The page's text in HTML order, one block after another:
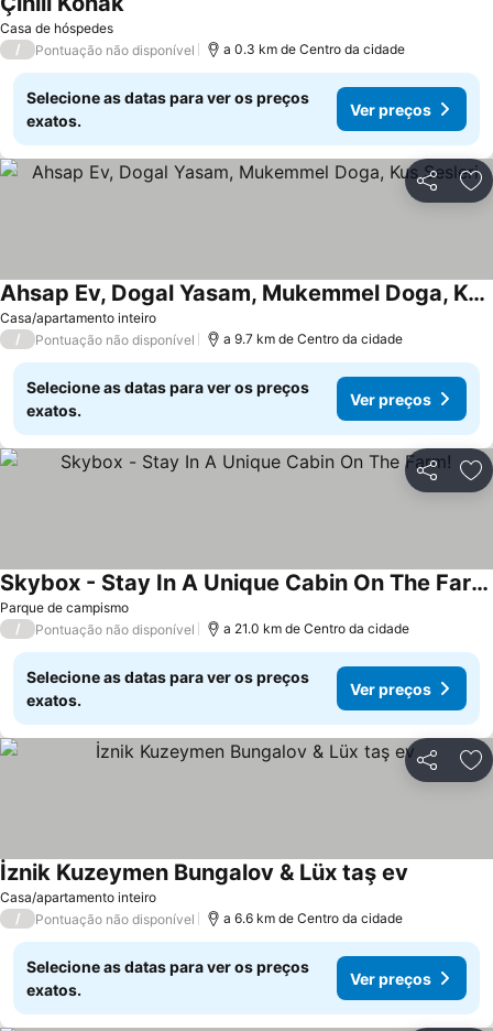
Casa de hóspedes
/ Pontuação não disponível a 0.3 km de Centro da cidade
Selecione as datas para ver os preços
exatos.
Ver preços
Partilhar
Casa/apartamento inteiro
Ahsap Ev, Dogal Yasam, Mukemmel Doga, Kus Sesleri
/ Pontuação não disponível a 9.7 km de Centro da cidade
Selecione as datas para ver os preços
exatos.
Ver preços
Partilhar
Parque de campismo
Skybox - Stay In A Unique Cabin On The Farm!
/ Pontuação não disponível a 21.0 km de Centro da cidade
Selecione as datas para ver os preços
exatos.
Ver preços
Partilhar
Casa/apartamento inteiro
İznik Kuzeymen Bungalov & Lüx taş ev
/ Pontuação não disponível a 6.6 km de Centro da cidade
Selecione as datas para ver os preços
exatos.
Ver preços